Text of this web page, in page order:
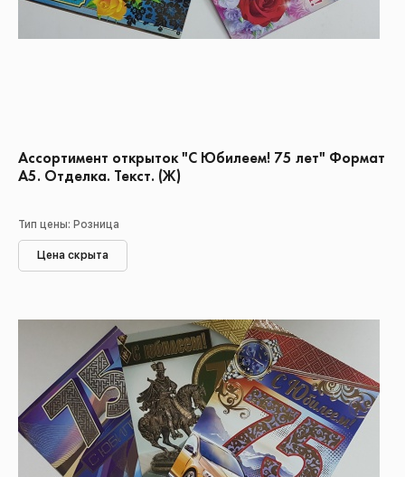
Ассортимент открыток "С Юбилеем! 75 лет" Формат
А5. Отделка. Текст. (Ж)
Тип цены: Розница
Цена скрыта